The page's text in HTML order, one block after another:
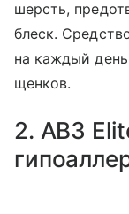
шерсть,
блеск.
на каждый
щенков.
2. АВЗ